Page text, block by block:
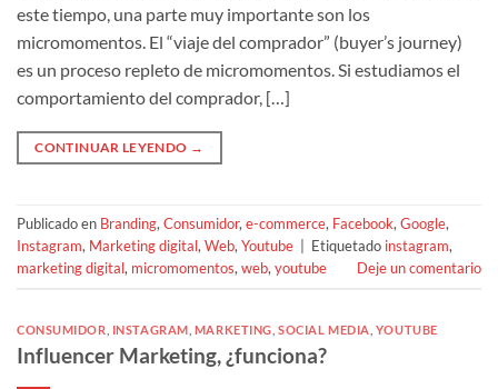
este tiempo, una parte muy importante son los
micromomentos. El “viaje del comprador” (buyer’s journey)
es un proceso repleto de micromomentos. Si estudiamos el
comportamiento del comprador, […]
CONTINUAR LEYENDO →
Publicado en Branding,Consumidor,e-commerce, Facebook,Google,
Instagram, Marketing digital,Web,Youtube Etiquetado instagram,
marketing digital, micromomentos,web,youtube Deje un comentario
CONSUMIDOR INSTAGRAM MARKETING ,SOCIAL MEDIA YOUTUBE
Influencer Marketing, ¿funciona?